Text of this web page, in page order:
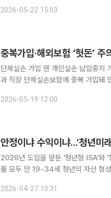
2026-05-22 15:03
중복가입·해외보험 ‘헛돈’
단체실손 가입 땐 개인실손 납입중지 가능
과 직장 단체실손보험에 중복 가입돼
2026-05-19 12:00
안정이냐 수익이냐...'청년미
2026년 도입을 앞둔 '청년형 ISA'와 '
품 모두 만 19~34세 청년의 자산 형
과 소득공제 혜택을 노릴지에 따라 유
2026-04-27 10:31